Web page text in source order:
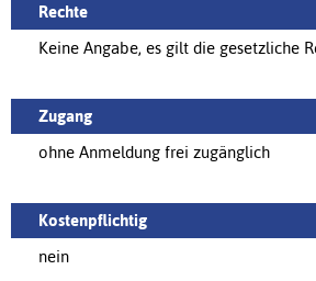
Rechte
Keine Angabe, es gilt die gesetzliche
Zugang
ohne Anmeldung frei zugänglich
Kostenpflichtig
nein